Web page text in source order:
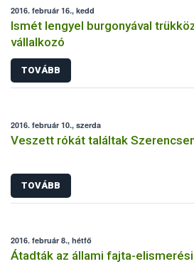
2016. február 16., kedd
Ismét lengyel burgonyával
vállalkozó
TOVÁBB
2016. február 10., szerda
Veszett rókát találtak
TOVÁBB
2016. február 8., hétfő
Átadták az állami fajta-